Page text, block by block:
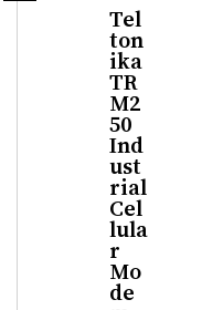
Tel
ton
ika
TR
M2
50
Ind
ust
rial
Cel
lula
r
Mo
de